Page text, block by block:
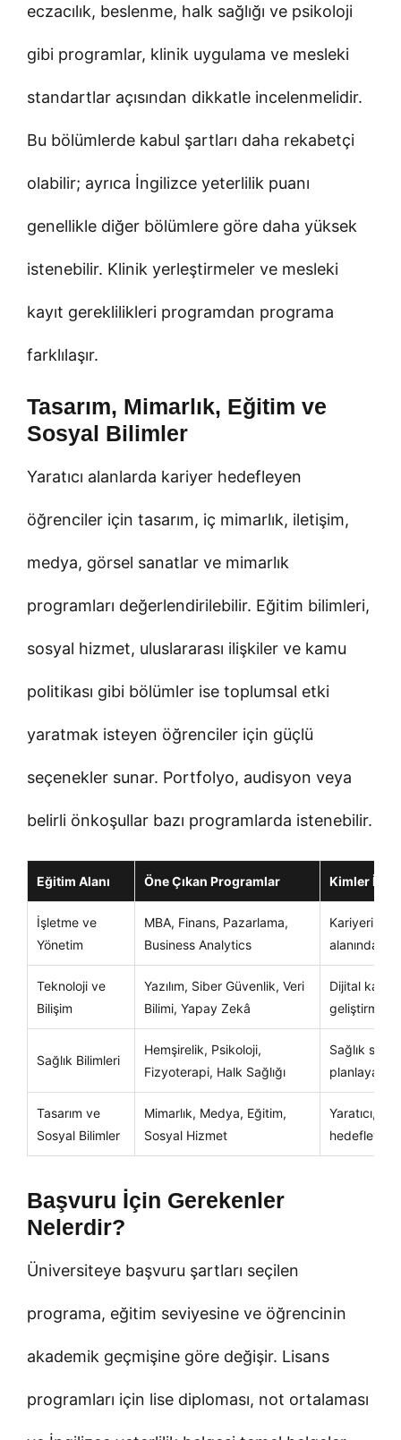
eczacılık, beslenme, halk sağlığı ve psikoloji
gibi programlar, klinik uygulama ve mesleki
standartlar açısından dikkatle incelenmelidir.
Bu bölümlerde kabul şartları daha rekabetçi
olabilir; ayrıca İngilizce yeterlilik puanı
genellikle diğer bölümlere göre daha yüksek
istenebilir. Klinik yerleştirmeler ve mesleki
kayıt gereklilikleri programdan programa
farklılaşır.
Tasarım, Mimarlık, Eğitim ve
Sosyal Bilimler
Yaratıcı alanlarda kariyer hedefleyen
öğrenciler için tasarım, iç mimarlık, iletişim,
medya, görsel sanatlar ve mimarlık
programları değerlendirilebilir. Eğitim bilimleri,
sosyal hizmet, uluslararası ilişkiler ve kamu
politikası gibi bölümler ise toplumsal etki
yaratmak isteyen öğrenciler için güçlü
seçenekler sunar. Portfolyo, audisyon veya
belirli önkoşullar bazı programlarda istenebilir.
Eğitim Alanı Öne Çıkan Programlar Kimler İçin
İşletme ve
Yönetim
MBA, Finans, Pazarlama,
Business Analytics
Kariyerini
alanında
Teknoloji ve
Bilişim
Yazılım, Siber Güvenlik, Veri
Bilimi, Yapay Zekâ
Dijital
geliştirmek
Sağlık Bilimleri
Hemşirelik, Psikoloji,
Fizyoterapi, Halk Sağlığı
Sağlık
planlayan
Tasarım ve
Sosyal Bilimler
Mimarlık, Medya, Eğitim,
Sosyal Hizmet
Yaratıcı,
hedefleyen
Başvuru İçin Gerekenler
Nelerdir?
Üniversiteye başvuru şartları seçilen
programa, eğitim seviyesine ve öğrencinin
akademik geçmişine göre değişir. Lisans
programları için lise diploması, not ortalaması